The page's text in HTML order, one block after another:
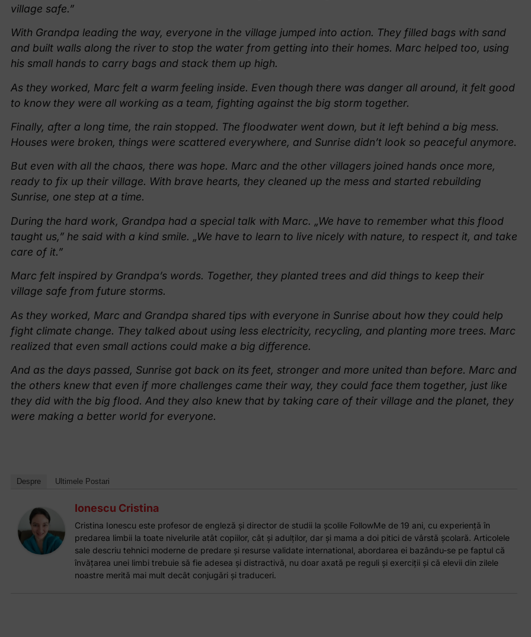
village safe.”
With Grandpa leading the way, everyone in the village jumped into action. They filled bags with sand
and built walls along the river to stop the water from getting into their homes. Marc helped too, using
his small hands to carry bags and stack them up high.
As they worked, Marc felt a warm feeling inside. Even though there was danger all around, it felt good
to know they were all working as a team, fighting against the big storm together.
Finally, after a long time, the rain stopped. The floodwater went down, but it left behind a big mess.
Houses were broken, things were scattered everywhere, and Sunrise didn’t look so peaceful anymore.
But even with all the chaos, there was hope. Marc and the other villagers joined hands once more,
ready to fix up their village. With brave hearts, they cleaned up the mess and started rebuilding
Sunrise, one step at a time.
During the hard work, Grandpa had a special talk with Marc. „We have to remember what this flood
taught us,” he said with a kind smile. „We have to learn to live nicely with nature, to respect it, and take
care of it.”
Marc felt inspired by Grandpa’s words. Together, they planted trees and did things to keep their
village safe from future storms.
As they worked, Marc and Grandpa shared tips with everyone in Sunrise about how they could help
fight climate change. They talked about using less electricity, recycling, and planting more trees. Marc
realized that even small actions could make a big difference.
And as the days passed, Sunrise got back on its feet, stronger and more united than before. Marc and
the others knew that even if more challenges came their way, they could face them together, just like
they did with the big flood. And they also knew that by taking care of their village and the planet, they
were making a better world for everyone.
Despre Ultimele Postari
Ionescu Cristina
Cristina Ionescu este profesor de engleză și director de studii la școlile FollowMe de 19 ani, cu experiență în
predarea limbii la toate nivelurile atât copiilor, cât și adulților, dar și mama a doi pitici de vârstă școlară. Articolele
sale descriu tehnici moderne de predare și resurse validate international, abordarea ei bazându-se pe faptul că
învățarea unei limbi trebuie să fie adesea și distractivă, nu doar axată pe reguli și exerciții și că elevii din zilele
noastre merită mai mult decât conjugări și traduceri.